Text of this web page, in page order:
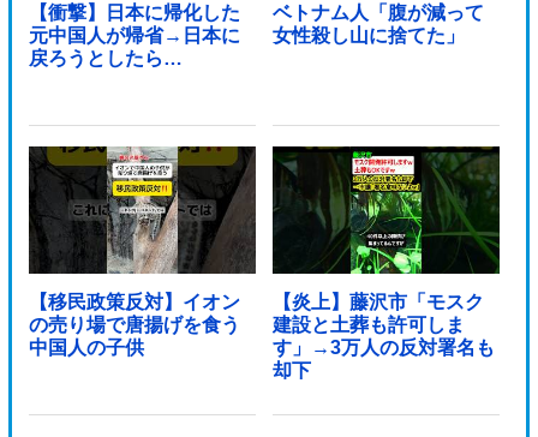
【衝撃】日本に帰化した
元中国人が帰省→日本に
戻ろうとしたら…
ベトナム人「腹が減って
女性殺し山に捨てた」
【移民政策反対】イオン
の売り場で唐揚げを食う
中国人の子供
【炎上】藤沢市「モスク
建設と土葬も許可しま
す」→3万人の反対署名も
却下